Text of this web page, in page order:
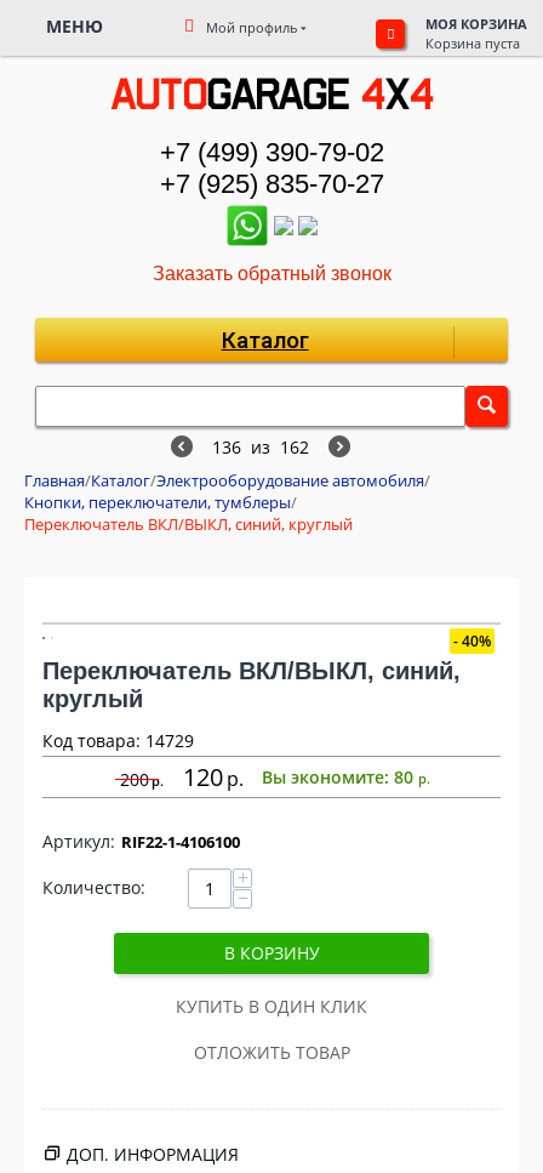
МЕНЮ Мой профиль
МОЯ КОРЗИНА
Корзина пуста
+7 (499) 390-79-02
+7 (925) 835-70-27
Заказать обратный звонок
Каталог
Главная/Каталог/Электрооборудование автомобиля/
Кнопки, переключатели, тумблеры/
Переключатель ВКЛ/ВЫКЛ, синий, круглый
136 из 162
40%
Переключатель ВКЛ/ВЫКЛ, синий,
круглый
Код товара: 14729
200р 120р Вы экономите: 80 р
RIF22-1-4106100
Количество: +
−
В КОРЗИНУ
КУПИТЬ В ОДИН КЛИК
ОТЛОЖИТЬ ТОВАР
ДОП. ИНФОРМАЦИЯ